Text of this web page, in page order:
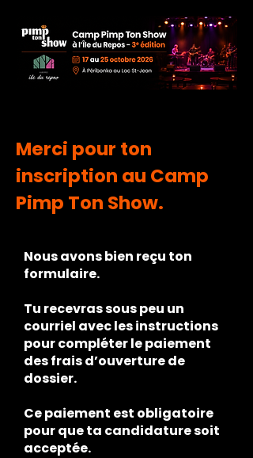
Merci pour ton
inscription au Camp
Pimp Ton Show.
Nous avons bien reçu ton
formulaire.
Tu recevras sous peu un
courriel avec les instructions
pour compléter le paiement
des frais d’ouverture de
dossier.
Ce paiement est obligatoire
pour que ta candidature soit
acceptée.